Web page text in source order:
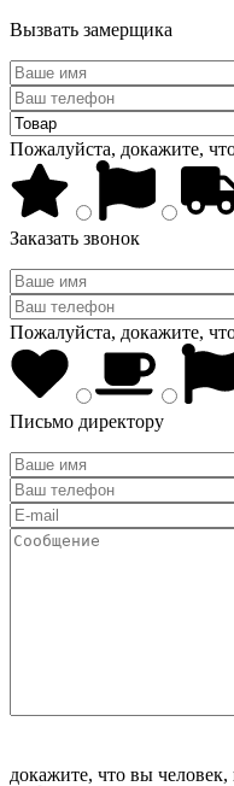
Вызвать замерщика
Пожалуйста, докажите,
Заказать звонок
Пожалуйста, докажите,
Письмо директору
докажите, что вы человек,